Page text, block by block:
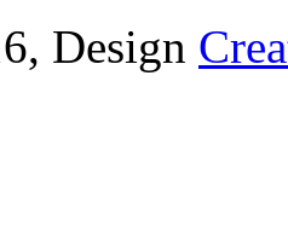
Design